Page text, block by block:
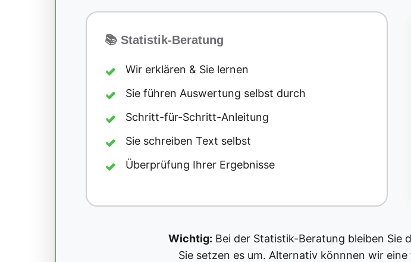
📚 Statistik-Beratung
✓ Wir erklären & Sie lernen
✓ Sie führen Auswertung selbst durch
✓ Schritt-für-Schritt-Anleitung
✓ Sie schreiben Text selbst
✓ Überprüfung Ihrer Ergebnisse
Wichtig: Bei der Statistik-Beratung bleiben Sie
Sie setzen es um. Alternativ könnnen wir